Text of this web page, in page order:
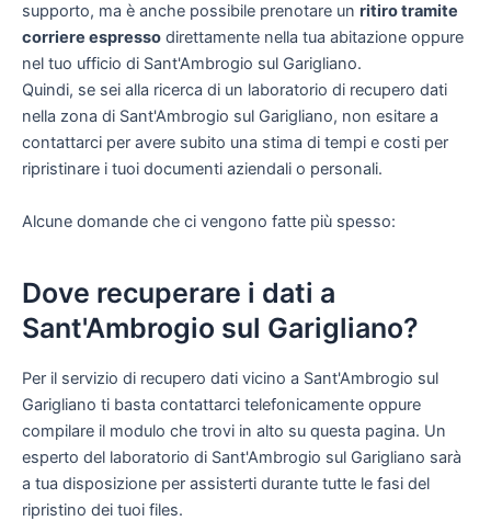
supporto, ma è anche possibile prenotare un ritiro tramite
corriere espresso direttamente nella tua abitazione oppure
nel tuo ufficio di Sant'Ambrogio sul Garigliano.
Quindi, se sei alla ricerca di un laboratorio di recupero dati
nella zona di Sant'Ambrogio sul Garigliano, non esitare a
contattarci per avere subito una stima di tempi e costi per
ripristinare i tuoi documenti aziendali o personali.
Alcune domande che ci vengono fatte più spesso:
Dove recuperare i dati a
Sant'Ambrogio sul Garigliano?
Per il servizio di recupero dati vicino a Sant'Ambrogio sul
Garigliano ti basta contattarci telefonicamente oppure
compilare il modulo che trovi in alto su questa pagina. Un
esperto del laboratorio di Sant'Ambrogio sul Garigliano sarà
a tua disposizione per assisterti durante tutte le fasi del
ripristino dei tuoi files.